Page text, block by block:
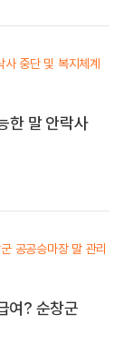
한 말 안락사
여? 순창군